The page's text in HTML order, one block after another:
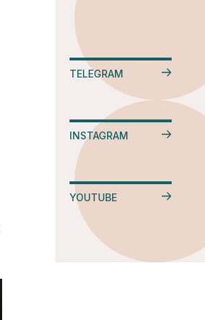
TELEGRAM
INSTAGRAM
YOUTUBE